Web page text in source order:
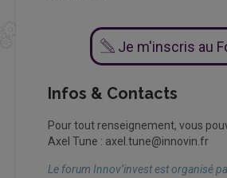
Je m'inscris au
Infos & Contacts
Pour tout renseignement, vous
Axel Tune : axel.tune@innovin.fr
Le forum Innov’invest est organisé